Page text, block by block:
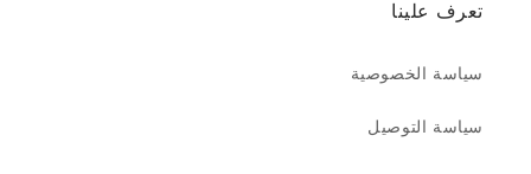
تعرف علينا
سياسة الخصوصية
سياسة التوصيل